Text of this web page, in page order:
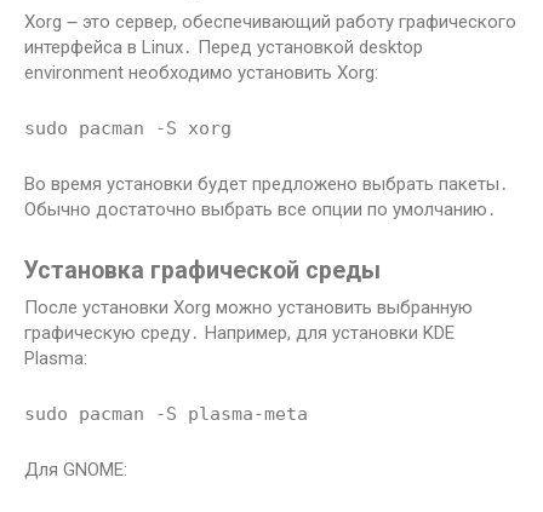
Xorg ౼ это сервер, обеспечивающий работу графического
интерфейса в Linux․ Перед установкой desktop
environment необходимо установить Xorg:
sudo pacman -S xorg
Во время установки будет предложено выбрать пакеты․
Обычно достаточно выбрать все опции по умолчанию․
Установка графической среды
После установки Xorg можно установить выбранную
графическую среду․ Например, для установки KDE
Plasma:
sudo pacman -S plasma-meta
Для GNOME: